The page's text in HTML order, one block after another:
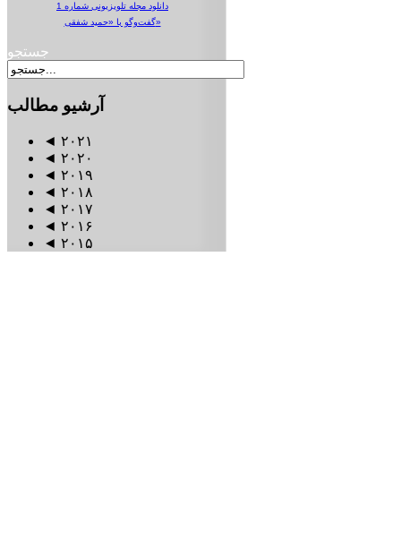
دانلود مجله تلویزیونی شماره 1
گفت‌وگو با «حمید شفقی»
جستجو
آرشیو مطالب
◄ ۲۰۲۱
◄ ۲۰۲۰
◄ ۲۰۱۹
◄ ۲۰۱۸
◄ ۲۰۱۷
◄ ۲۰۱۶
◄ ۲۰۱۵